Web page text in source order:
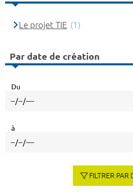
Le projet TIE (1)
Par date de création
Du
à
FILTRER PAR